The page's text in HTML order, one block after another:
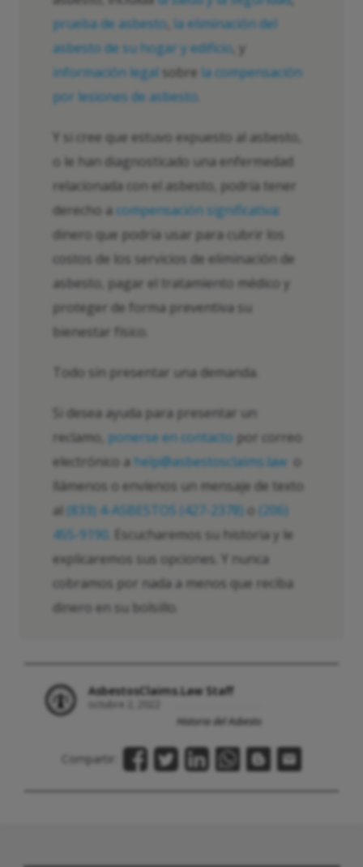
prueba de asbesto la eliminación del
asbesto de su hogar y edificio , y
información legal sobre la compensación
por lesiones de asbesto
Y si cree que estuvo expuesto al asbesto,
o le han diagnosticado una enfermedad
relacionada con el asbesto, podría tener
derecho a compensación significativa:
dinero que podría usar para cubrir los
costos de los servicios de eliminación de
asbesto, pagar el tratamiento médico y
proteger de forma preventiva su
bienestar físico.
Todo sin presentar una demanda.
Si desea ayuda para presentar un
reclamo, ponerse en contacto por correo
electrónico a help@asbestosclaims.law
llámenos o envíenos un mensaje de texto
al (833) 4-ASBESTOS (427-2378)
(206)
455-9190
. Escucharemos su historia y le
explicaremos sus opciones. Y nunca
cobramos por nada a menos que reciba
dinero en su bolsillo.
AsbestosClaims.Law Staff
octubre 2, 2022
Historia del Asbesto
Compartir: